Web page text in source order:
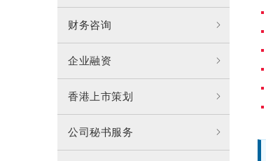
财务咨询
企业融资
香港上市策划
公司秘书服务